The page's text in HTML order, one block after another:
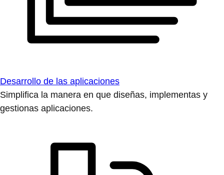
Desarrollo de las aplicaciones
Simplifica la manera en que diseñas, implementas y
gestionas aplicaciones.